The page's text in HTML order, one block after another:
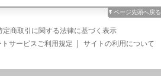
ページ先頭へ戻る
定商取引に関する法律に基づく表示
トサービスご利用規定 サイトの利用について